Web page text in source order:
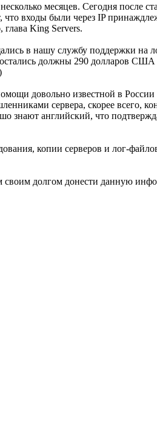
месяцев. Сегодня
что входы были через IP
King Servers.
в нашу службу поддержки на
должны 290 долларов
довольно известной в
сервера, скорее всего,
знают английский, что
копии серверов и лог-
долгом донести данную